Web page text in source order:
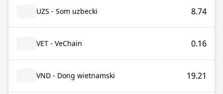
UZS - Som uzbecki 8.74
VET - VeChain 0.16
VND - Dong wietnamski 19.21